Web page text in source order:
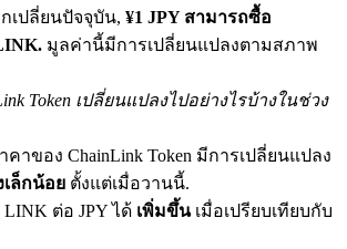
& Win
Users
เปลี่ยนปัจจุบัน, ¥1 JPY สามารถซื้อ
มูลค่านี้มีการเปลี่ยนแปลงตามสภาพ
Token เปลี่ยนแปลงไปอย่างไรบ้างในช่วง
คาของ ChainLink Token มีการเปลี่ยนแปลง
ล็กน้อย ตั้งแต่เมื่อวานนี้.
LINK ต่อ JPY ได้ เพิ่มขึ้นเมื่อเปรียบเทียบกับ